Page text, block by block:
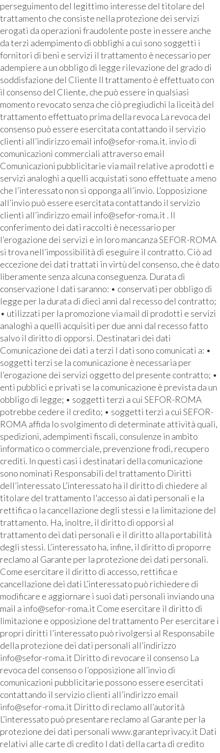
perseguimento del legittimo interesse del titolare del
trattamento che consiste nella protezione dei servizi
erogati da operazioni fraudolente poste in essere anche
da terzi adempimento di obblighi a cui sono soggetti i
fornitori di beni e servizi il trattamento è necessario per
adempiere a un obbligo di legge rilevazione del grado di
soddisfazione del Cliente Il trattamento è effettuato con
il consenso del Cliente, che può essere in qualsiasi
momento revocato senza che ciò pregiudichi la liceità del
trattamento effettuato prima della revoca La revoca del
consenso può essere esercitata contattando il servizio
clienti all’indirizzo email info@sefor-roma.it. invio di
comunicazioni commerciali attraverso email
Comunicazioni pubblicitarie via mail relative a prodotti e
servizi analoghi a quelli acquistati sono effettuate a meno
che l’interessato non si opponga all’invio. L’opposizione
all’invio può essere esercitata contattando il servizio
clienti all’indirizzo email info@sefor-roma.it . Il
conferimento dei dati raccolti è necessario per
l’erogazione dei servizi e in loro mancanza SEFOR-ROMA
si trova nell’impossibilità di eseguire il contratto. Ciò ad
eccezione dei dati trattati in virtù del consenso, che è dato
liberamente senza alcuna conseguenza. Durata di
conservazione I dati saranno: • conservati per obbligo di
legge per la durata di dieci anni dal recesso del contratto;
• utilizzati per la promozione via mail di prodotti e servizi
analoghi a quelli acquisiti per due anni dal recesso fatto
salvo il diritto di opporsi. Destinatari dei dati
Comunicazione dei dati a terzi I dati sono comunicati a: •
soggetti terzi se la comunicazione è necessaria per
l’erogazione dei servizi oggetto del presente contratto; •
enti pubblici e privati se la comunicazione è prevista da un
obbligo di legge; • soggetti terzi a cui SEFOR-ROMA
potrebbe cedere il credito; • soggetti terzi a cui SEFOR-
ROMA affida lo svolgimento di determinate attività quali,
spedizioni, adempimenti fiscali, consulenze in ambito
informatico o commerciale, prevenzione frodi, recupero
crediti. In questi casi i destinatari della comunicazione
sono nominati Responsabili del trattamento Diritti
dell’interessato L’interessato ha il diritto di chiedere al
titolare del trattamento l'accesso ai dati personali e la
rettifica o la cancellazione degli stessi e la limitazione del
trattamento. Ha, inoltre, il diritto di opporsi al
trattamento dei dati personali e il diritto alla portabilità
degli stessi. L’interessato ha, infine, il diritto di proporre
reclamo al Garante per la protezione dei dati personali.
Come esercitare il diritto di accesso, rettifica e
cancellazione dei dati L’interessato può richiedere di
modificare e aggiornare i suoi dati personali inviando una
mail a info@sefor-roma.it Come esercitare il diritto di
limitazione e opposizione del trattamento Per esercitare i
propri diritti l’interessato può rivolgersi al Responsabile
della protezione dei dati personali all’indirizzo
info@sefor-roma.it Diritto di revocare il consenso La
revoca del consenso o l’opposizione all’invio di
comunicazioni pubblicitarie possono essere esercitati
contattando il servizio clienti all’indirizzo email
info@sefor-roma.it Diritto di reclamo all’autorità
L’interessato può presentare reclamo al Garante per la
protezione dei dati personali www.garanteprivacy.it Dati
relativi alle carte di credito I dati della carta di credito